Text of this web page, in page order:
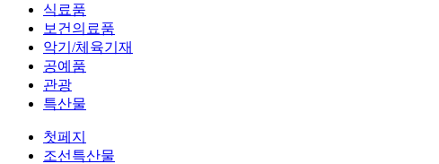
식료품
보건의료품
악기/체육기재
공예품
관광
특산물
첫페지
조선특산물